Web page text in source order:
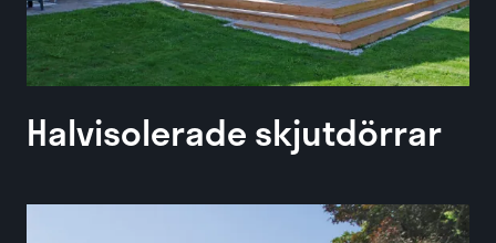
Halvisolerade skjutdörrar